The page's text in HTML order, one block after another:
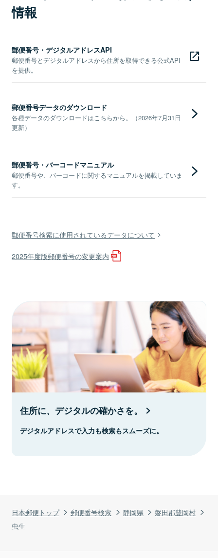
日本郵便トップ 郵便番号検索 静岡県
磐田郡豊岡村
虫生
情報
郵便番号・デジタルアドレスAPI
郵便番号とデジタルアドレスから住所を取得できる公式API
を提供。
郵便番号データのダウンロード
各種データのダウンロードはこちらから。（2026年7月31日
更新）
郵便番号・バーコードマニュアル
郵便番号や、バーコードに関するマニュアルを掲載していま
す。
郵便番号検索に使用されているデータについて
2025年度版郵便番号の変更案内
住所に、デジタルの確かさを。
デジタルアドレスで入力も検索もスムーズに。